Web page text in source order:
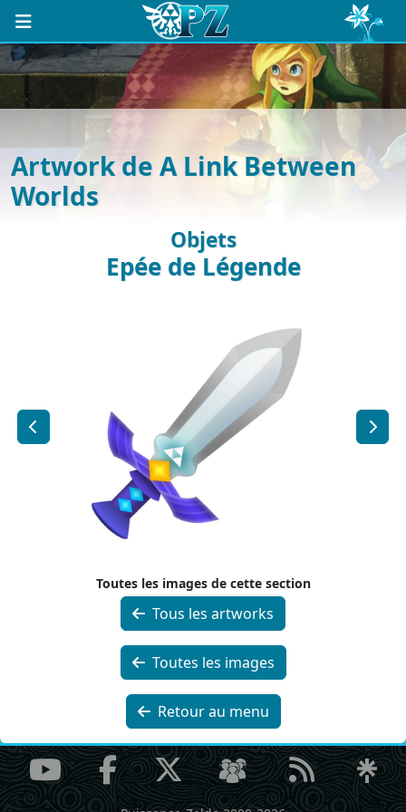
Artwork de A Link Between
Worlds
Objets
Epée de Légende
Toutes les images de cette section
Tous les artworks
Toutes les images
Retour au menu